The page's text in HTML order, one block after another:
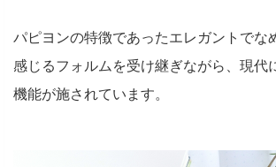
パピヨンの特徴であったエレガントでな
感じるフォルムを受け継ぎながら、現代
機能が施されています。